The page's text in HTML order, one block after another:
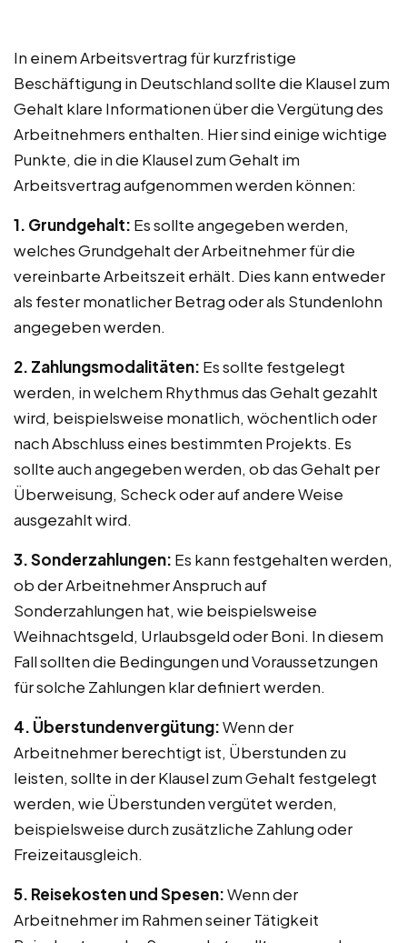
In einem Arbeitsvertrag für kurzfristige
Beschäftigung in Deutschland sollte die Klausel zum
Gehalt klare Informationen über die Vergütung des
Arbeitnehmers enthalten. Hier sind einige wichtige
Punkte, die in die Klausel zum Gehalt im
Arbeitsvertrag aufgenommen werden können:
1. Grundgehalt: Es sollte angegeben werden,
welches Grundgehalt der Arbeitnehmer für die
vereinbarte Arbeitszeit erhält. Dies kann entweder
als fester monatlicher Betrag oder als Stundenlohn
angegeben werden.
2. Zahlungsmodalitäten: Es sollte festgelegt
werden, in welchem Rhythmus das Gehalt gezahlt
wird, beispielsweise monatlich, wöchentlich oder
nach Abschluss eines bestimmten Projekts. Es
sollte auch angegeben werden, ob das Gehalt per
Überweisung, Scheck oder auf andere Weise
ausgezahlt wird.
3. Sonderzahlungen: Es kann festgehalten werden,
ob der Arbeitnehmer Anspruch auf
Sonderzahlungen hat, wie beispielsweise
Weihnachtsgeld, Urlaubsgeld oder Boni. In diesem
Fall sollten die Bedingungen und Voraussetzungen
für solche Zahlungen klar definiert werden.
4. Überstundenvergütung:Wenn der
Arbeitnehmer berechtigt ist, Überstunden zu
leisten, sollte in der Klausel zum Gehalt festgelegt
werden, wie Überstunden vergütet werden,
beispielsweise durch zusätzliche Zahlung oder
Freizeitausgleich.
5. Reisekosten und Spesen:Wenn der
Arbeitnehmer im Rahmen seiner Tätigkeit